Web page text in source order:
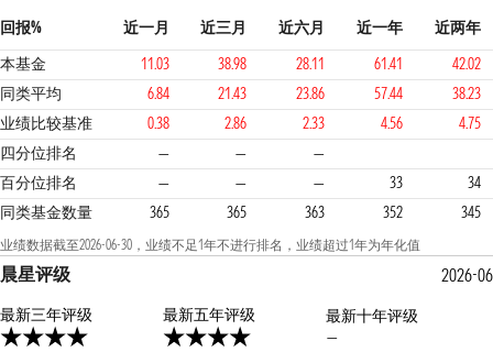
回报% 近一月 近三月 近六月 近一年
近两年
本基金
11.03 38.98 28.11 61.41
42.02
同类平均
6.84 21.43 23.86 57.44
38.23
业绩比较基准
0.38 2.86 2.33 4.56
4.75
四分位排名
— — —
2 2 1
百分位排名 — — — 33
34
同类基金数量
365 365 363 352 345
业绩数据截至2026-06-30，业绩不足1年不进行排名，业绩超过1年为年化值
晨星评级 2026-06
最新三年评级 最新五年评级
最新十年评级
—